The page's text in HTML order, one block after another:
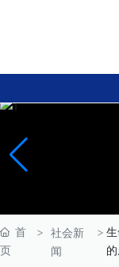
走进伦特
伦特文化
首
页
社会新
闻